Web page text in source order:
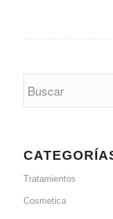
Tratamientos
Cosmetica